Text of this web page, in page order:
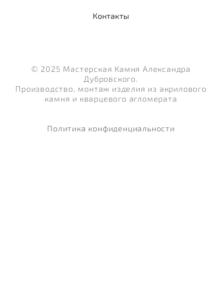
Контакты
© 2025 Мастерская Камня Александра
Дубровского.
Производство, монтаж изделия из акрилового
камня и кварцевого агломерата
Политика конфиденциальности